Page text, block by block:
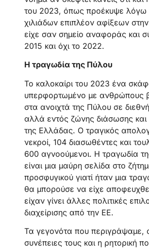
του 2023, όπως προέκυψε λόγω
χιλιάδων επιπλέον αφίξεων στην
είχε σαν σημείο αναφοράς και
2015 και όχι το 2022.
Η τραγωδία της Πύλου
Το καλοκαίρι του 2023 ένα
υπερφορτωμένο με ανθρώπους
στα ανοιχτά της Πύλου σε
αλλά εντός ζώνης διάσωσης
της Ελλάδας. Ο τραγικός
νεκροί, 104 διασωθέντες και
600 αγνοούμενοι. Η τραγωδία
είναι μια μαύρη σελίδα στο
προσφυγικού γιατί ήταν μια
θα μπορούσε να είχε
είχαν γίνει άλλες πολιτικές
διαχείρισης από την ΕΕ.
Τα γεγονότα που περιγράψαμε,
συνέπειες τους και η ρητορική